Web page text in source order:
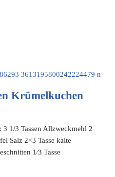
Krümelkuchen
1/3 Tassen Allzweckmehl 2
Salz 2×3 Tasse kalte
1⁄3 Tasse